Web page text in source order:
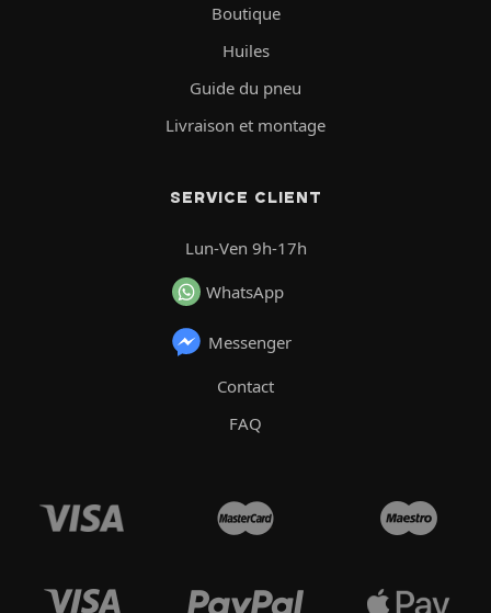
Boutique
Huiles
Guide du pneu
Livraison et montage
SERVICE CLIENT
Lun-Ven 9h-17h
WhatsApp
Messenger
Contact
FAQ